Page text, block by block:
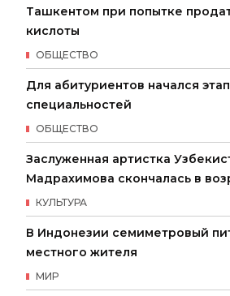
Ташкентом при попытке
кислоты
ОБЩЕСТВО
Для абитуриентов начался
специальностей
ОБЩЕСТВО
Заслуженная артистка
Мадрахимова скончалась в
КУЛЬТУРА
В Индонезии семиметровый
местного жителя
МИР